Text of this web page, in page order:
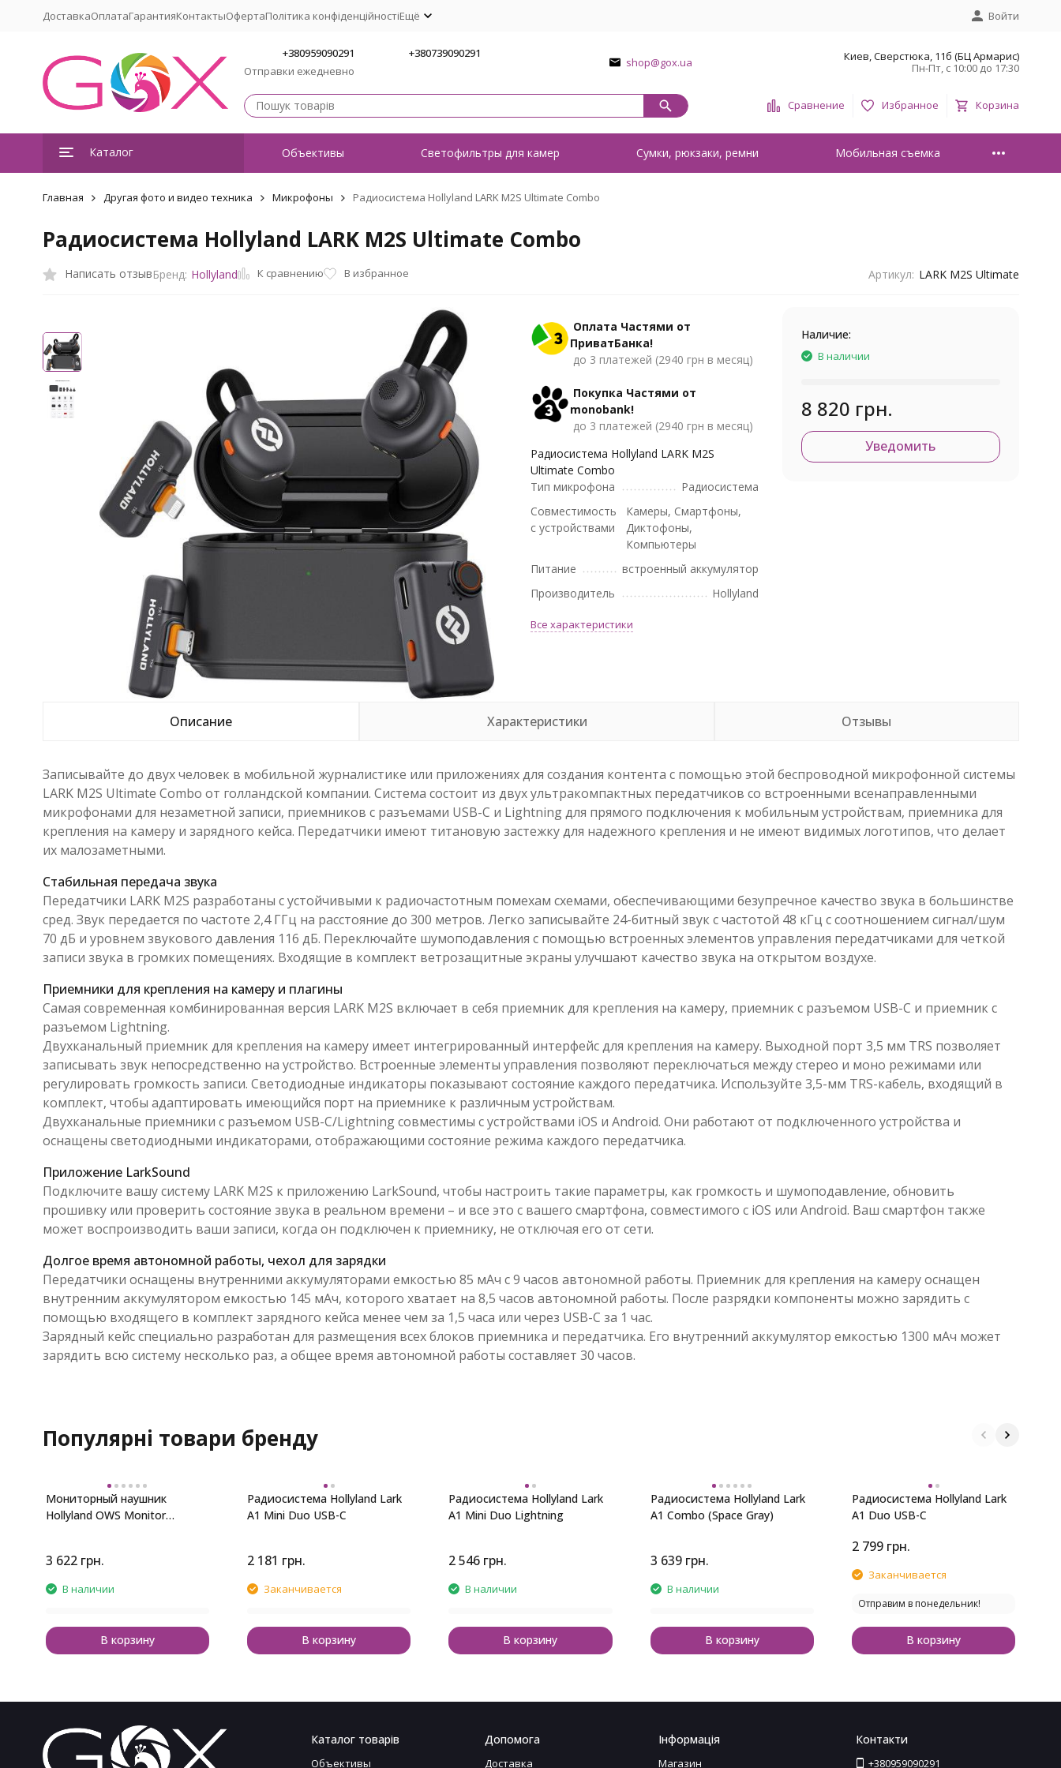
ДоставкаОплатаГарантияКонтактыОфертаПолітика конфіденційностіЕщё Войти
+380959090291
Отправки ежедневно
+380739090291
shop@gox.ua
Киев, Сверстюка, 11б (БЦ Армарис)
Пн-Пт, с 10:00 до 17:30
Сравнение Избранное Корзина
Каталог Объективы Светофильтры для камер Сумки, рюкзаки, ремни Мобильная съемка
Главная Другая фото и видео техника Микрофоны Радиосистема Hollyland LARK M2S Ultimate Combo
Радиосистема Hollyland LARK M2S Ultimate Combo
Написать отзывБренд: Hollyland К сравнению В избранное Артикул: LARK M2S Ultimate
Оплата Частями от
ПриватБанка!
до 3 платежей (2940 грн в месяц)
Покупка Частями от
monobank!
до 3 платежей (2940 грн в месяц)
Радиосистема Hollyland LARK M2S
Ultimate Combo
Тип микрофона
Радиосистема
Совместимость
с устройствами
Камеры, Смартфоны,
Диктофоны,
Компьютеры
Питание
встроенный аккумулятор
Производитель
Hollyland
Все характеристики
Наличие:
В наличии
8 820 грн.
Уведомить
Описание Характеристики Отзывы
Записывайте до двух человек в мобильной журналистике или приложениях для создания контента с помощью этой беспроводной микрофонной системы
LARK M2S Ultimate Combo от голландской компании. Система состоит из двух ультракомпактных передатчиков со встроенными всенаправленными
микрофонами для незаметной записи, приемников с разъемами USB-C и Lightning для прямого подключения к мобильным устройствам, приемника для
крепления на камеру и зарядного кейса. Передатчики имеют титановую застежку для надежного крепления и не имеют видимых логотипов, что делает
их малозаметными.
Стабильная передача звука
Передатчики LARK M2S разработаны с устойчивыми к радиочастотным помехам схемами, обеспечивающими безупречное качество звука в большинстве
сред. Звук передается по частоте 2,4 ГГц на расстояние до 300 метров. Легко записывайте 24-битный звук с частотой 48 кГц с соотношением сигнал/шум
70 дБ и уровнем звукового давления 116 дБ. Переключайте шумоподавления с помощью встроенных элементов управления передатчиками для четкой
записи звука в громких помещениях. Входящие в комплект ветрозащитные экраны улучшают качество звука на открытом воздухе.
Приемники для крепления на камеру и плагины
Самая современная комбинированная версия LARK M2S включает в себя приемник для крепления на камеру, приемник с разъемом USB-C и приемник с
разъемом Lightning.
Двухканальный приемник для крепления на камеру имеет интегрированный интерфейс для крепления на камеру. Выходной порт 3,5 мм TRS позволяет
записывать звук непосредственно на устройство. Встроенные элементы управления позволяют переключаться между стерео и моно режимами или
регулировать громкость записи. Светодиодные индикаторы показывают состояние каждого передатчика. Используйте 3,5-мм TRS-кабель, входящий в
комплект, чтобы адаптировать имеющийся порт на приемнике к различным устройствам.
Двухканальные приемники с разъемом USB-C/Lightning совместимы с устройствами iOS и Android. Они работают от подключенного устройства и
оснащены светодиодными индикаторами, отображающими состояние режима каждого передатчика.
Приложение LarkSound
Подключите вашу систему LARK M2S к приложению LarkSound, чтобы настроить такие параметры, как громкость и шумоподавление, обновить
прошивку или проверить состояние звука в реальном времени – и все это с вашего смартфона, совместимого с iOS или Android. Ваш смартфон также
может воспроизводить ваши записи, когда он подключен к приемнику, не отключая его от сети.
Долгое время автономной работы, чехол для зарядки
Передатчики оснащены внутренними аккумуляторами емкостью 85 мАч с 9 часов автономной работы. Приемник для крепления на камеру оснащен
внутренним аккумулятором емкостью 145 мАч, которого хватает на 8,5 часов автономной работы. После разрядки компоненты можно зарядить с
помощью входящего в комплект зарядного кейса менее чем за 1,5 часа или через USB-C за 1 час.
Зарядный кейс специально разработан для размещения всех блоков приемника и передатчика. Его внутренний аккумулятор емкостью 1300 мАч может
зарядить всю систему несколько раз, а общее время автономной работы составляет 30 часов.
Популярні товари бренду
Мониторный наушник
Hollyland OWS Monitor
3 622 грн.
В наличии
В корзину
Радиосистема Hollyland Lark
A1 Mini Duo USB-C
2 181 грн.
Заканчивается
В корзину
Радиосистема Hollyland Lark
A1 Mini Duo Lightning
2 546 грн.
В наличии
В корзину
Радиосистема Hollyland Lark
A1 Combo (Space Gray)
3 639 грн.
В наличии
В корзину
Радиосистема Hollyland Lark
A1 Duo USB-C
2 799 грн.
Заканчивается
Отправим в понедельник!
В корзину
Каталог товарів
Объективы
Допомога
Доставка
Інформація
Магазин
Контакти
+380959090291